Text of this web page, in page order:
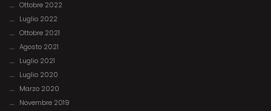
Ottobre 2022
Luglio 2022
Ottobre 2021
Agosto 2021
Luglio 2021
Luglio 2020
Marzo 2020
Novembre 2019